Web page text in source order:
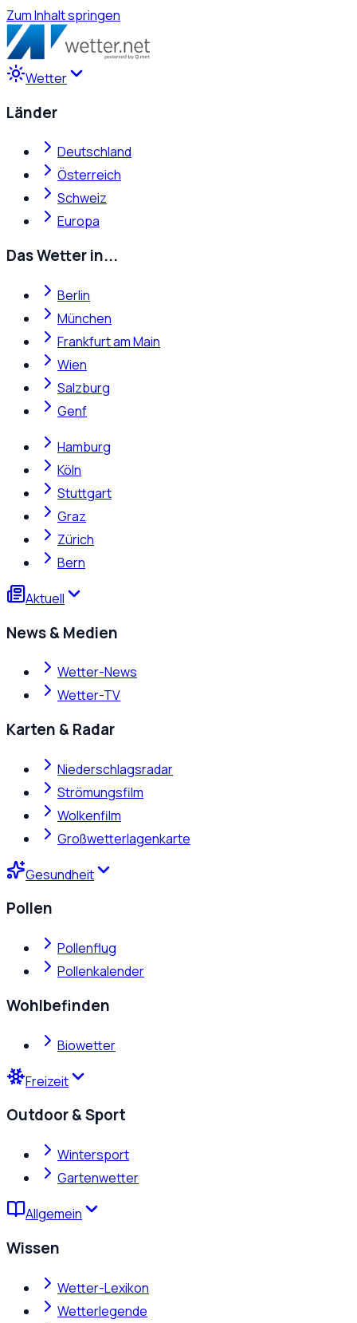
Zum Inhalt springen
Wetter
Länder
Deutschland
Österreich
Schweiz
Europa
Das Wetter in...
Berlin
München
Frankfurt am Main
Wien
Salzburg
Genf
Hamburg
Köln
Stuttgart
Graz
Zürich
Bern
Aktuell
News & Medien
Wetter-News
Wetter-TV
Karten & Radar
Niederschlagsradar
Strömungsfilm
Wolkenfilm
Großwetterlagenkarte
Gesundheit
Pollen
Pollenflug
Pollenkalender
Wohlbefinden
Biowetter
Freizeit
Outdoor & Sport
Wintersport
Gartenwetter
Allgemein
Wissen
Wetter-Lexikon
Wetterlegende